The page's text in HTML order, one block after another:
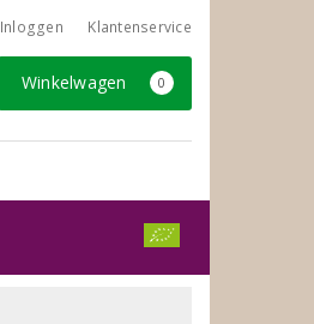
Inloggen Klantenservice
Winkelwagen 0